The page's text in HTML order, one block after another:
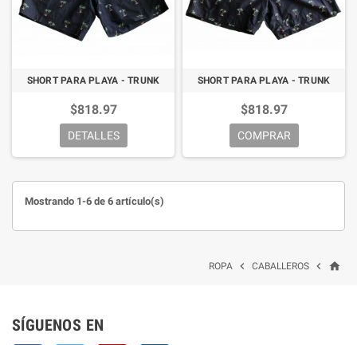
SHORT PARA PLAYA - TRUNK
$818.97
DETALLES
SHORT PARA PLAYA - TRUNK
$818.97
COMPRAR
Mostrando 1-6 de 6 artículo(s)
home

CABALLEROS

ROPA
SÍGUENOS EN